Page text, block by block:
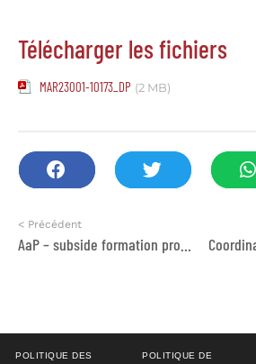
Télécharger les fichiers
MAR23001-10173_DP (2 MB)
< Précédent
POLITIQUE DES
POLITIQUE DE